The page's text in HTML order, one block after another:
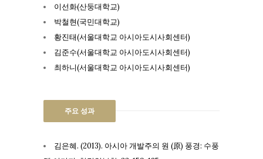
이선화(산둥대학교)
박철현(국민대학교)
황진태(서울대학교 아시아도시사회센터)
김준수(서울대학교 아시아도시사회센터)
최하니(서울대학교 아시아도시사회센터)
주요 성과
김은혜. (2013). 아시아 개발주의 원 (原) 풍경: 수풍